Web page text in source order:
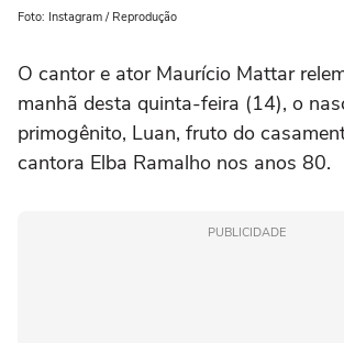
Foto: Instagram / Reprodução
O cantor e ator Maurício Mattar
manhã desta quinta-feira (14), o
primogênito, Luan, fruto do
cantora Elba Ramalho nos anos 80.
PUBLICIDADE